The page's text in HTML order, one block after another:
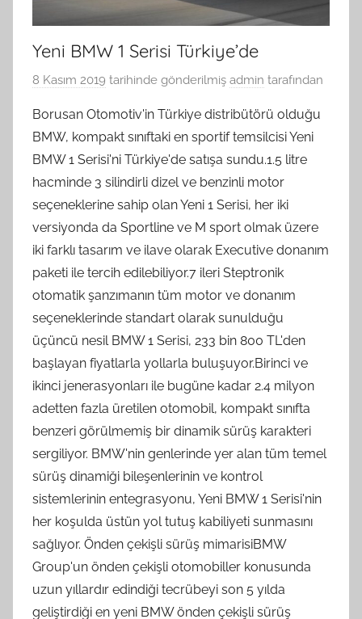
Yeni BMW 1 Serisi Türkiye’de
8 Kasım 2019 tarihinde gönderilmiş admin tarafından
Borusan Otomotiv'in Türkiye distribütörü olduğu
BMW, kompakt sınıftaki en sportif temsilcisi Yeni
BMW 1 Serisi'ni Türkiye'de satışa sundu.1.5 litre
hacminde 3 silindirli dizel ve benzinli motor
seçeneklerine sahip olan Yeni 1 Serisi, her iki
versiyonda da Sportline ve M sport olmak üzere
iki farklı tasarım ve ilave olarak Executive donanım
paketi ile tercih edilebiliyor.7 ileri Steptronik
otomatik şanzımanın tüm motor ve donanım
seçeneklerinde standart olarak sunulduğu
üçüncü nesil BMW 1 Serisi, 233 bin 800 TL'den
başlayan fiyatlarla yollarla buluşuyor.Birinci ve
ikinci jenerasyonları ile bugüne kadar 2.4 milyon
adetten fazla üretilen otomobil, kompakt sınıfta
benzeri görülmemiş bir dinamik sürüş karakteri
sergiliyor. BMW'nin genlerinde yer alan tüm temel
sürüş dinamiği bileşenlerinin ve kontrol
sistemlerinin entegrasyonu, Yeni BMW 1 Serisi'nin
her koşulda üstün yol tutuş kabiliyeti sunmasını
sağlıyor. Önden çekişli sürüş mimarisiBMW
Group'un önden çekişli otomobiller konusunda
uzun yıllardır edindiği tecrübeyi son 5 yılda
geliştirdiği en yeni BMW önden çekişli sürüş